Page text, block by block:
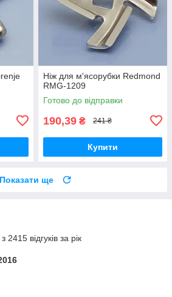
Ніж для м'ясорубки Redmond
RMG-1209
Готово до відправки
190,39 ₴ 241 ₴
Купити
Показати ще
відгуків за рік